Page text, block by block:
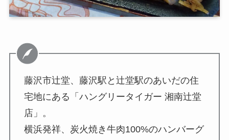
藤沢市辻堂、藤沢駅と辻堂駅のあいだの住
宅地にある「ハングリータイガー 湘南辻堂
店」。
横浜発祥、炭火焼き牛肉100%のハンバーグ